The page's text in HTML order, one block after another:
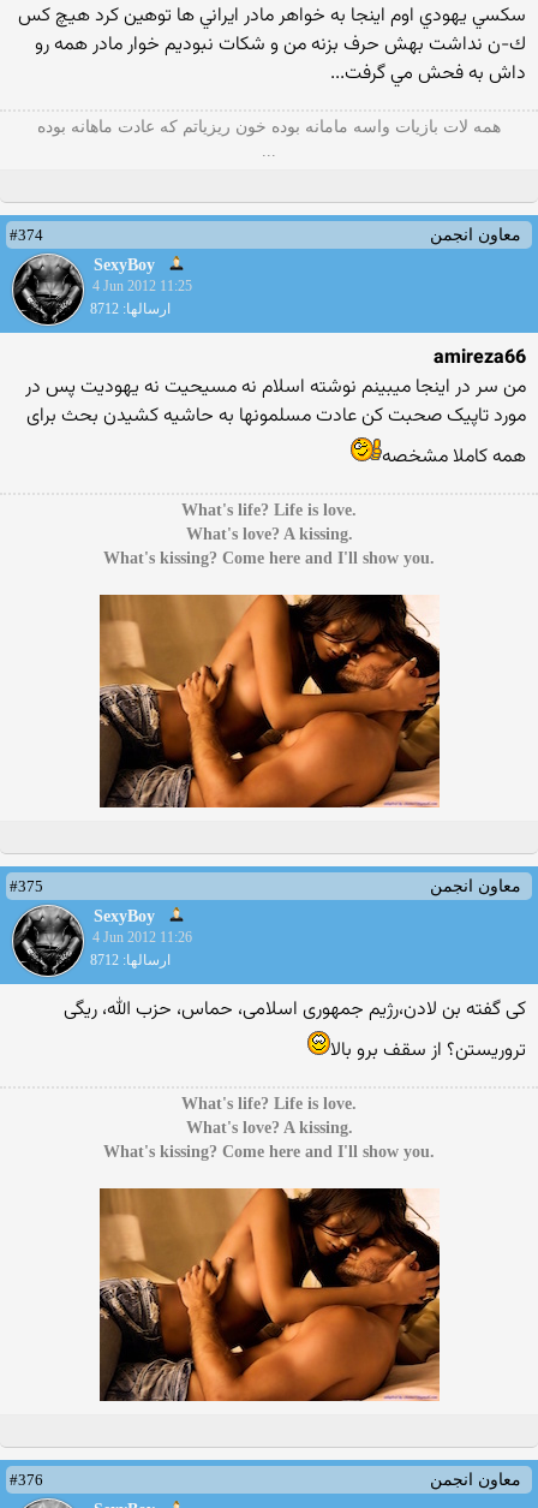
سكسي يهودي اوم اينجا به خواهر مادر ايراني ها توهين كرد هيچ كس
ك-ن نداشت بهش حرف بزنه من و شكات نبوديم خوار مادر همه رو
داش به فحش مي گرفت...
همه لات بازیات واسه مامانه بوده خون ریزیاتم که عادت ماهانه بوده
...
معاون انجمن
#374
SexyBoy
4 Jun 2012 11:25
ارسالها: 8712
amireza66
من سر در اینجا میبینم نوشته اسلام نه مسیحیت نه یهودیت پس در
مورد تاپیک صحبت کن عادت مسلمونها به حاشیه کشیدن بحث برای
همه کاملا مشخصه
.What's life? Life is love
.What's love? A kissing
.What's kissing? Come here and I'll show you
معاون انجمن
#375
SexyBoy
4 Jun 2012 11:26
ارسالها: 8712
کی گفته بن لادن،رژیم جمهوری اسلامی، حماس، حزب الله، ریگی
تروریستن؟ از سقف برو بالا
.What's life? Life is love
.What's love? A kissing
.What's kissing? Come here and I'll show you
معاون انجمن
#376